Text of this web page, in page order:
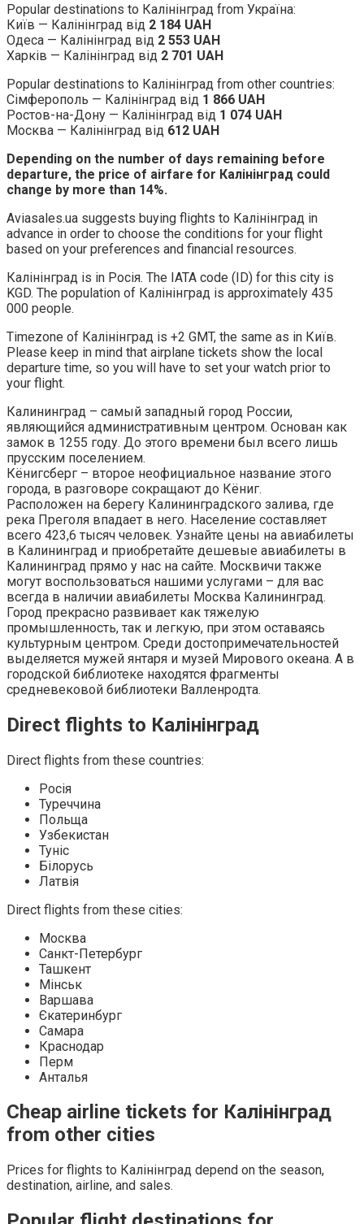
Popular destinations to Калінінград from Україна:
Київ — Калінінград від 2 184 UAH
Одеса — Калінінград від 2 553 UAH
Харків — Калінінград від 2 701 UAH
Popular destinations to Калінінград from other countries:
Сімферополь — Калінінград від 1 866 UAH
Ростов-на-Дону — Калінінград від 1 074 UAH
Москва — Калінінград від 612 UAH
Depending on the number of days remaining before
departure, the price of airfare for Калінінград could
change by more than 14%.
Aviasales.ua suggests buying flights to Калінінград in
advance in order to choose the conditions for your flight
based on your preferences and financial resources.
Калінінград is in Росія. The IATA code (ID) for this city is
KGD. The population of Калінінград is approximately 435
000 people.
Timezone of Калінінград is +2 GMT, the same as in Київ.
Please keep in mind that airplane tickets show the local
departure time, so you will have to set your watch prior to
your flight.
Калининград – самый западный город России,
являющийся административным центром. Основан как
замок в 1255 году. До этого времени был всего лишь
прусским поселением.
Кёнигсберг – второе неофициальное название этого
города, в разговоре сокращают до Кёниг.
Расположен на берегу Калининградского залива, где
река Преголя впадает в него. Население составляет
всего 423,6 тысяч человек. Узнайте цены на авиабилеты
в Калининград и приобретайте дешевые авиабилеты в
Калининград прямо у нас на сайте. Москвичи также
могут воспользоваться нашими услугами – для вас
всегда в наличии авиабилеты Москва Калининград.
Город прекрасно развивает как тяжелую
промышленность, так и легкую, при этом оставаясь
культурным центром. Среди достопримечательностей
выделяется мужей янтаря и музей Мирового океана. А в
городской библиотеке находятся фрагменты
средневековой библиотеки Валленродта.
Direct flights to Калінінград
Direct flights from these countries:
Росія
Туреччина
Польща
Узбекистан
Туніс
Білорусь
Латвія
Direct flights from these cities:
Москва
Санкт-Петербург
Ташкент
Мінськ
Варшава
Єкатеринбург
Самара
Краснодар
Перм
Анталья
Cheap airline tickets for Калінінград
from other cities
Prices for flights to Калінінград depend on the season,
destination, airline, and sales.